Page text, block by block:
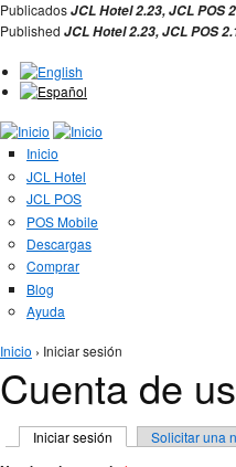
Jump to Navigation
PublicadosJCL Hotel 2.23,JCL POS
Published JCL Hotel 2.23,JCL POS
Inicio
JCL Hotel
JCL POS
POS Mobile
Descargas
Comprar
Blog
Ayuda
Se encuentra usted
Inicio › Iniciar sesión
Cuenta de
Solapas principales
Iniciar sesión (solapa activa)
Solicitar una